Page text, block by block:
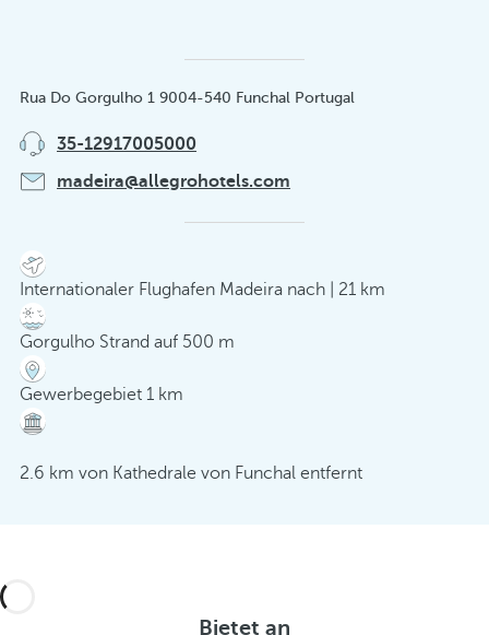
Rua Do Gorgulho 1 9004-540 Funchal Portugal
35-12917005000
madeira@allegrohotels.com
Internationaler Flughafen Madeira nach | 21 km
Gorgulho Strand auf 500 m
Gewerbegebiet 1 km
2.6 km von Kathedrale von Funchal entfernt
Bietet an